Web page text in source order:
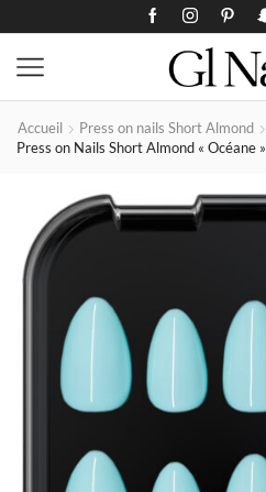
Accueil
Press on nails Short Almond
Press on Nails Short Almond « Océane »